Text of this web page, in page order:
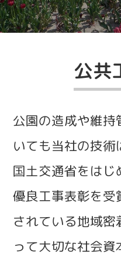
公共
公園の造成や維持
いても当社の技術
国土交通省をはじ
優良工事表彰を受
されている地域密
って大切な社会資